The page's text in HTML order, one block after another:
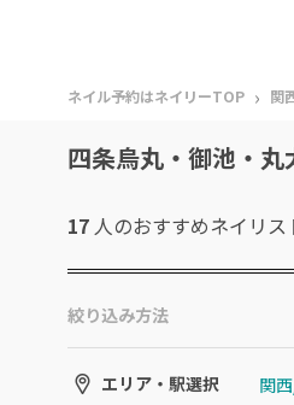
ネイル予約はネイリーTOP › 関
四条烏丸・御池・
17 人のおすすめネイリス
絞り込み方法
エリア・駅選択